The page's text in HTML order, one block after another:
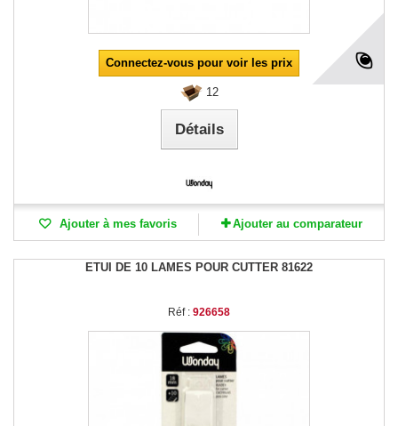
Connectez-vous pour voir les prix
12
Détails
Ajouter à mes favoris Ajouter au comparateur
ETUI DE 10 LAMES POUR CUTTER 81622
Réf : 926658